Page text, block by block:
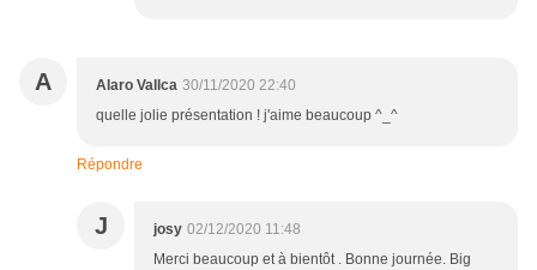
A Alaro Vallca 30/11/2020 22:40
quelle jolie présentation ! j'aime beaucoup ^_^
Répondre
J josy 02/12/2020 11:48
Merci beaucoup et à bientôt . Bonne journée. Big